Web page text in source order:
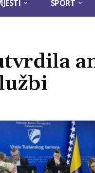
SPORT